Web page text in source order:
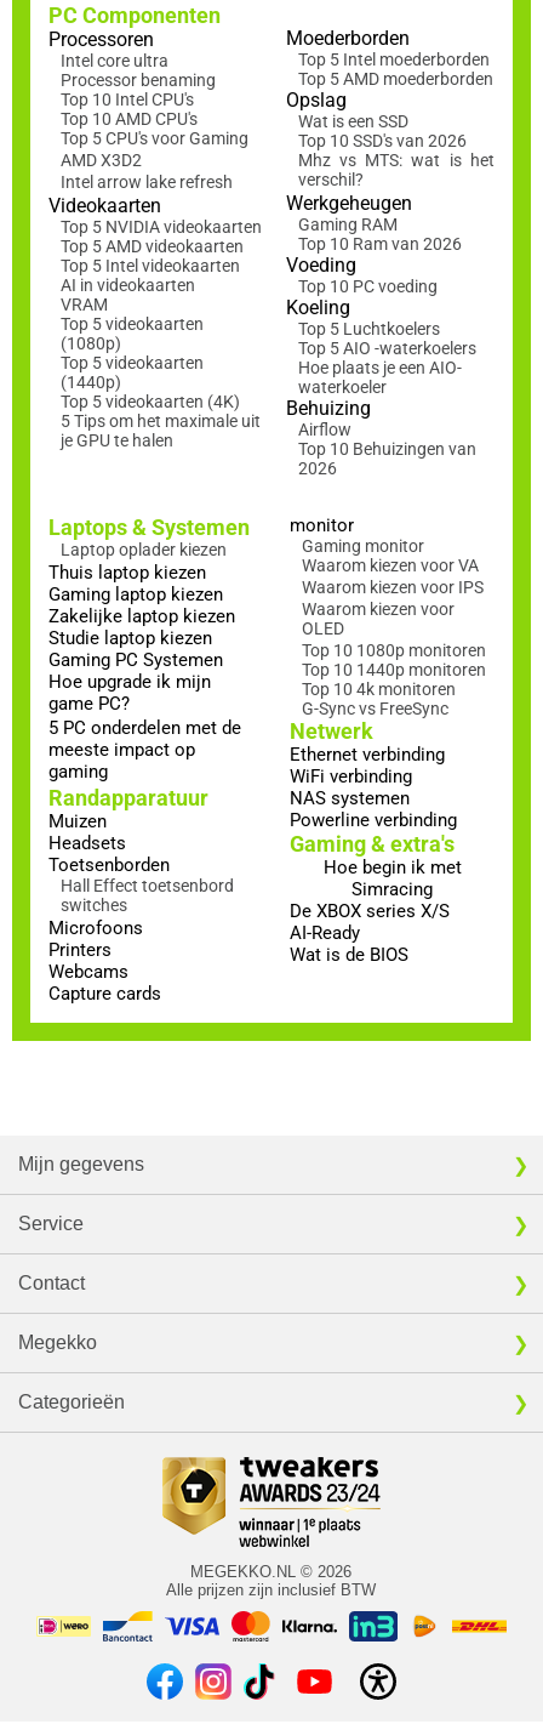
PC Componenten
Processoren
Intel core ultra
Processor benaming
Top 10 Intel CPU's
Top 10 AMD CPU's
Top 5 CPU's voor Gaming
AMD X3D2
Intel arrow lake refresh
Videokaarten
Top 5 NVIDIA videokaarten
Top 5 AMD videokaarten
Top 5 Intel videokaarten
AI in videokaarten
VRAM
Top 5 videokaarten
(1080p)
Top 5 videokaarten
(1440p)
Top 5 videokaarten (4K)
5 Tips om het maximale uit
je GPU te halen
Moederborden
Top 5 Intel moederborden
Top 5 AMD moederborden
Opslag
Wat is een SSD
Top 10 SSD's van 2026
Mhz vs MTS: wat is het
verschil?
Werkgeheugen
Gaming RAM
Top 10 Ram van 2026
Voeding
Top 10 PC voeding
Koeling
Top 5 Luchtkoelers
Top 5 AIO -waterkoelers
Hoe plaats je een AIO-
waterkoeler
Behuizing
Airflow
Top 10 Behuizingen van
2026
Laptops & Systemen
Laptop oplader kiezen
Thuis laptop kiezen
Gaming laptop kiezen
Zakelijke laptop kiezen
Studie laptop kiezen
Gaming PC Systemen
Hoe upgrade ik mijn
game PC?
5 PC onderdelen met de
meeste impact op
gaming
Randapparatuur
Muizen
Headsets
Toetsenborden
Hall Effect toetsenbord
switches
Microfoons
Printers
Webcams
Capture cards
monitor
Gaming monitor
Waarom kiezen voor VA
Waarom kiezen voor IPS
Waarom kiezen voor
OLED
Top 10 1080p monitoren
Top 10 1440p monitoren
Top 10 4k monitoren
G-Sync vs FreeSync
Netwerk
Ethernet verbinding
WiFi verbinding
NAS systemen
Powerline verbinding
Gaming & extra's
Hoe begin ik met
Simracing
De XBOX series X/S
AI-Ready
Wat is de BIOS
Mijn gegevens
Service
Contact
Megekko
Categorieën
MEGEKKO.NL © 2026
Alle prijzen zijn inclusief BTW